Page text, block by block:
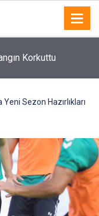
Korkuttu
Yeni Sezon Hazırlıkları